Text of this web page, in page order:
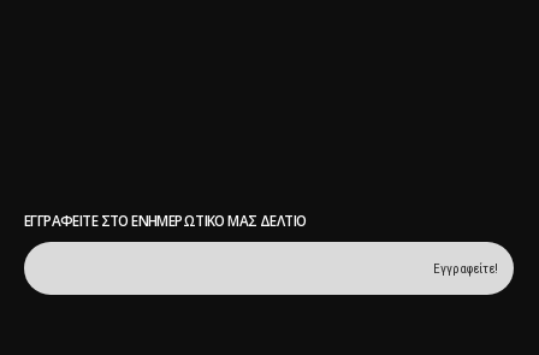
ΕΓΓΡΑΦΕΊΤΕ ΣΤΟ ΕΝΗΜΕΡΩΤΙΚΌ ΜΑΣ ΔΕΛΤΊΟ